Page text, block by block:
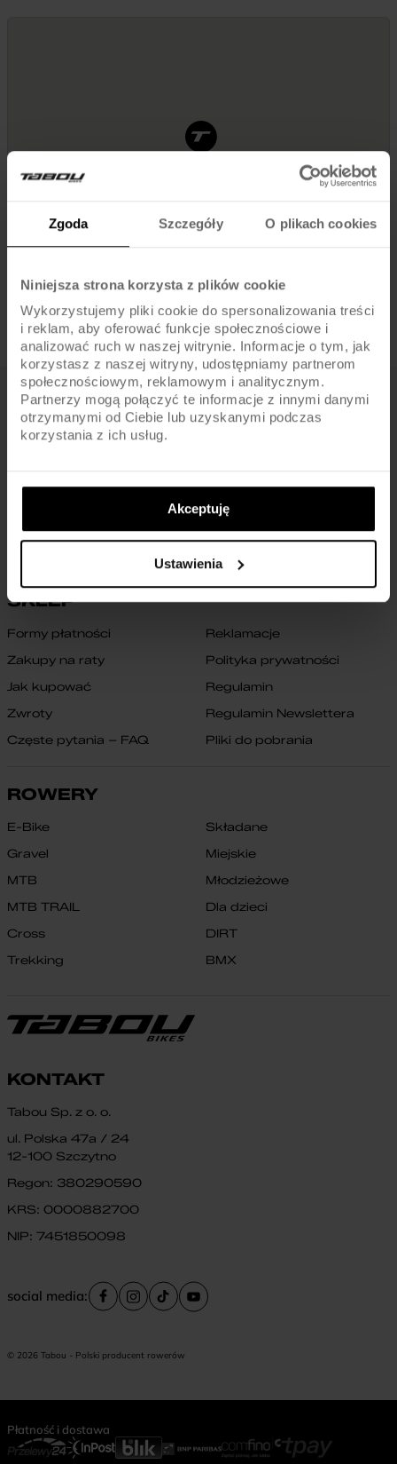
Zgoda Szczegóły O plikach cookies
Niniejsza strona korzysta z plików cookie
Wykorzystujemy pliki cookie do spersonalizowania treści
i reklam, aby oferować funkcje społecznościowe i
analizować ruch w naszej witrynie. Informacje o tym, jak
korzystasz z naszej witryny, udostępniamy partnerom
społecznościowym, reklamowym i analitycznym.
Partnerzy mogą połączyć te informacje z innymi danymi
otrzymanymi od Ciebie lub uzyskanymi podczas
korzystania z ich usług.
Akceptuję
Ustawienia
FIRMA
O nas
Gwarancja na ramę
Blog
cyfrowej
SKLEP
Formy płatności
Zakupy na raty
Jak kupować
Zwroty
Częste pytania – FAQ
Reklamacje
Polityka prywatności
Regulamin
Regulamin Newslettera
Pliki do pobrania
ROWERY
E-Bike
Gravel
MTB
MTB TRAIL
Cross
Trekking
Składane
Miejskie
Młodzieżowe
Dla dzieci
DIRT
BMX
KONTAKT
Tabou Sp. z o. o.
ul. Polska 47a / 24
12-100 Szczytno
Regon: 380290590
KRS: 0000882700
NIP: 7451850098
social media:
© 2026 Tabou - Polski producent rowerów
Płatność i dostawa